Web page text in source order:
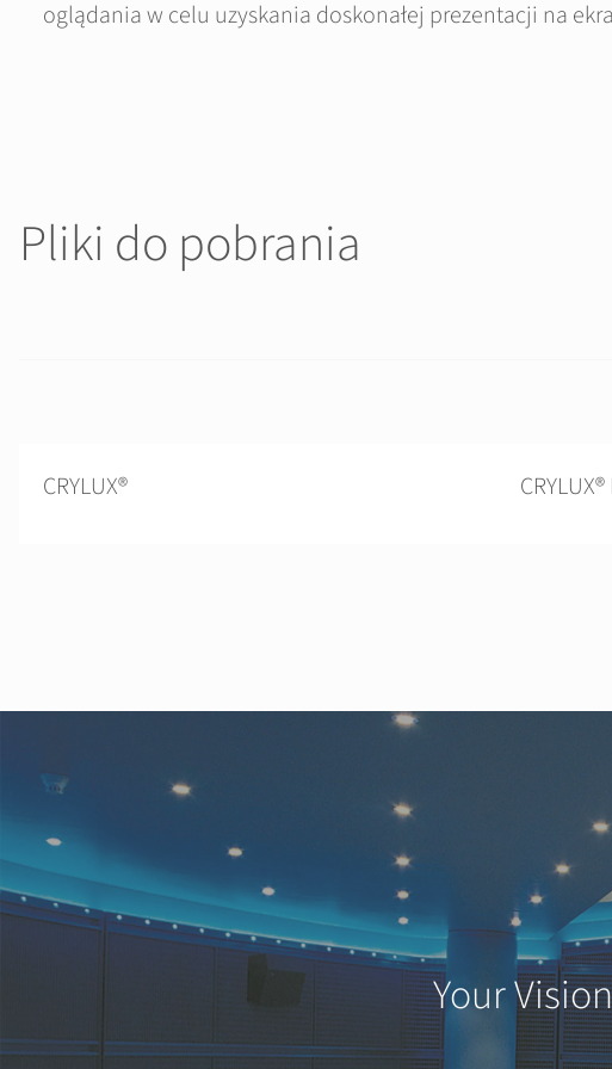
oglądania w celu uzyskania doskonałej prezentacji na
Pliki do pobrania
CRYLUX®
Your